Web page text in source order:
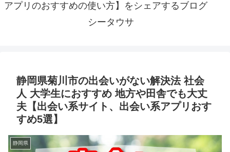
アプリのおすすめの使い方】をシェアするブログ
シータウサ
静岡県菊川市の出会いがない解決法 社会
人 大学生におすすめ 地方や田舎でも大丈
夫【出会い系サイト、出会い系アプリおす
すめ5選】
静岡県